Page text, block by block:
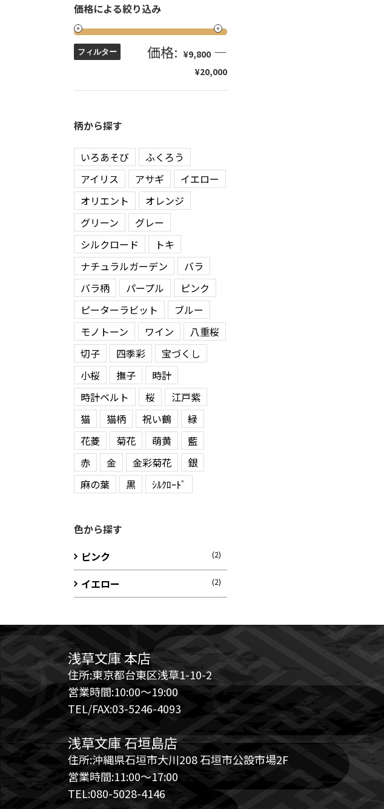
価格による絞り込み
フィルター 価格: ¥9,800 —
¥20,000
柄から探す
いろあそび
ふくろう
アイリス
アサギ
イエロー
オリエント
オレンジ
グリーン
グレー
シルクロード
トキ
ナチュラルガーデン
バラ
バラ柄
パープル
ピンク
ピーターラビット
ブルー
モノトーン
ワイン
八重桜
切子
四季彩
宝づくし
小桜
撫子
時計
時計ベルト
桜
江戸紫
猫
猫柄 祝い鶴
緑
花菱
菊花 萌黄
藍
赤
金 金彩菊花
銀
麻の葉
黒 ｼﾙｸﾛｰﾄﾞ
色から探す
ピンク
(2)
イエロー (2)
浅草文庫 本店
住所:東京都台東区浅草1-10-2
営業時間:10:00～19:00
TEL/FAX:03-5246-4093
浅草文庫 石垣島店
住所:沖縄県石垣市大川208 石垣市公設市場2F
営業時間:11:00～17:00
TEL:080-5028-4146